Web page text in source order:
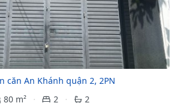
căn An Khánh quận 2, 2PN
80 m² 2
2